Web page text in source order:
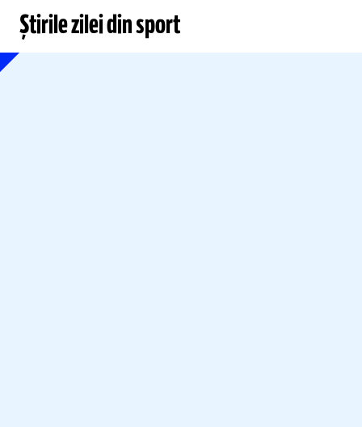
Știrile zilei din sport